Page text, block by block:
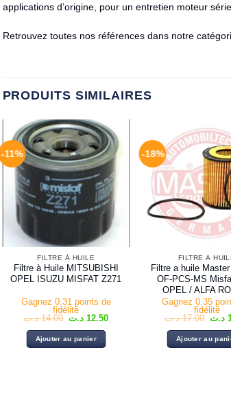
applications d’origine, pour un entretien moteur
Retrouvez toutes nos références dans notre
PRODUITS SIMILAIRES
-11%
FILTRE À HUILE
Filtre à Huile MITSUBISHI
OPEL ISUZU MISFAT Z271
Gagnez 0.31 points de
fidélité
14.00 د.ت
Le
initial
était :
12.50 د.ت
Le
Ajouter au panier
-18%
FILTRE À
Filtre a huile
OF-PCS-MS
OPEL / ALFA
Gagnez 0.35
fidélité
17.00 د.ت
Le
initial
était :
د.ت
Ajouter au